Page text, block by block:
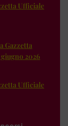
Ufficiale
Gazzetta
2026
Ufficiale